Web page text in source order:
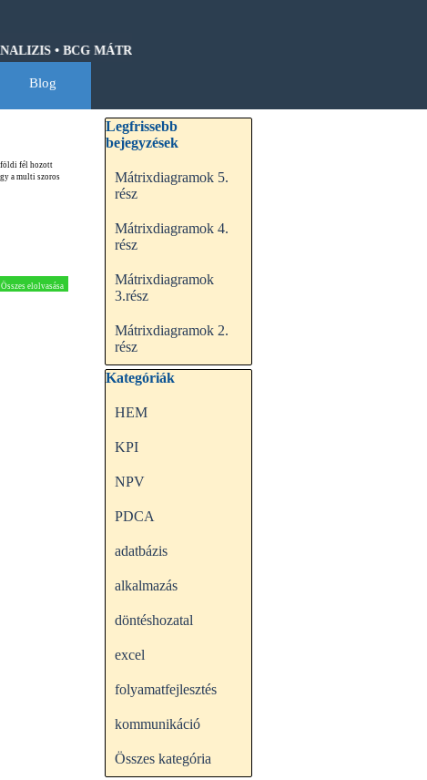
• BCG MÁTRIX • HOSHIN KANRI • QFD • CASH-FLOW • GANTT
▼
Blog
fél hozott
a multi szoros
Összes elolvasása
Kihagy blokk Legfrissebb bejegyzések
Legfrissebb
bejegyzések
Mátrixdiagramok 5.
rész
Mátrixdiagramok 4.
rész
Mátrixdiagramok
3.rész
Mátrixdiagramok 2.
rész
Kihagy blokk Kategóriák
Kategóriák
HEM
KPI
NPV
PDCA
adatbázis
alkalmazás
döntéshozatal
excel
folyamatfejlesztés
kommunikáció
Összes kategória